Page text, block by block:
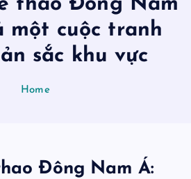
thao Đông Nam
một cuộc tranh
sắc khu vực
Home
Đông Nam Á: